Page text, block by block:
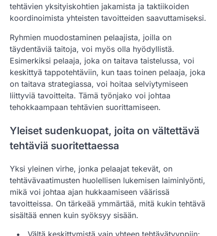
tehtävien yksityiskohtien jakamista ja taktiikoiden
koordinoimista yhteisten tavoitteiden saavuttamiseksi.
Ryhmien muodostaminen pelaajista, joilla on
täydentäviä taitoja, voi myös olla hyödyllistä.
Esimerkiksi pelaaja, joka on taitava taistelussa, voi
keskittyä tappotehtäviin, kun taas toinen pelaaja, joka
on taitava strategiassa, voi hoitaa selviytymiseen
liittyviä tavoitteita. Tämä työnjako voi johtaa
tehokkaampaan tehtävien suorittamiseen.
Yleiset sudenkuopat, joita on vältettävä
tehtäviä suoritettaessa
Yksi yleinen virhe, jonka pelaajat tekevät, on
tehtävävaatimusten huolellisen lukemisen laiminlyönti,
mikä voi johtaa ajan hukkaamiseen väärissä
tavoitteissa. On tärkeää ymmärtää, mitä kukin tehtävä
sisältää ennen kuin syöksyy sisään.